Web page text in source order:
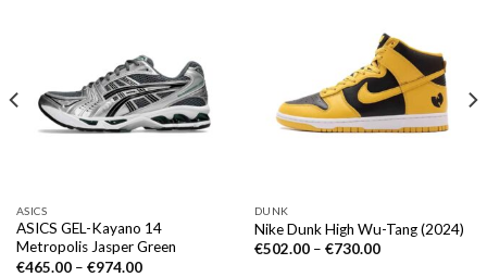
ASICS
ASICS GEL-Kayano 14
Metropolis Jasper Green
€465.00– €974.00
DUNK
Nike Dunk High Wu-Tang (2024)
€502.00– €730.00